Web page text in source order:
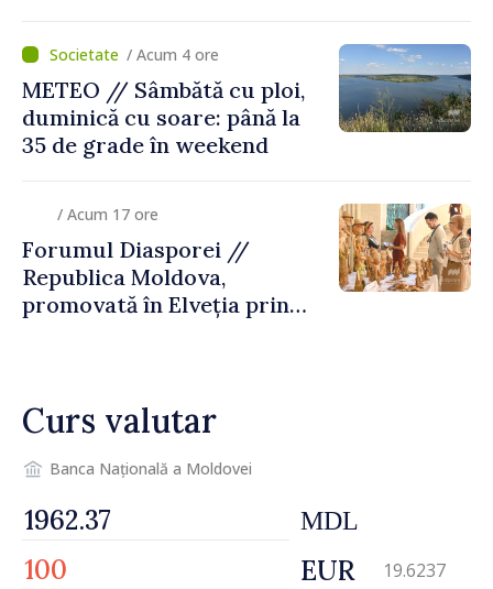
/ Acum 4 ore
METEO // Sâmbătă cu ploi,
duminică cu soare: până la
35 de grade în weekend
/ Acum 17 ore
Forumul Diasporei //
Republica Moldova,
promovată în Elveția prin
Curs valutar
Banca Națională a Moldovei
MDL
EUR 19.6237